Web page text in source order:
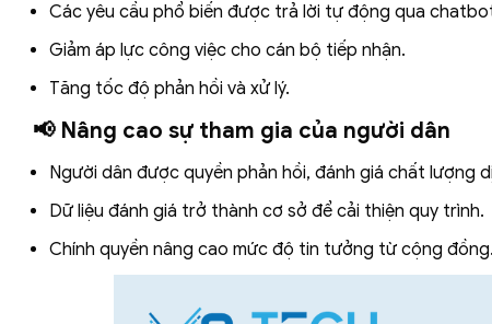
Các yêu cầu phổ biến được trả lời tự động qua
Giảm áp lực công việc cho cán bộ tiếp nhận.
Tăng tốc độ phản hồi và xử lý.
📢 Nâng cao sự tham gia của người dân
Người dân được quyền phản hồi, đánh giá chất lượng
Dữ liệu đánh giá trở thành cơ sở để cải thiện quy trình.
Chính quyền nâng cao mức độ tin tưởng từ cộng đồng.